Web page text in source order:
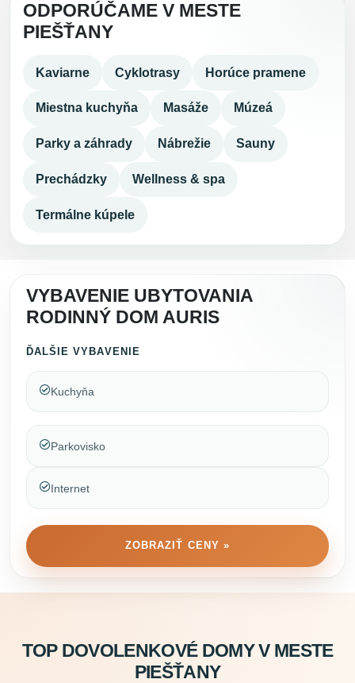
ODPORÚČAME V MESTE
PIEŠŤANY
Kaviarne Cyklotrasy Horúce pramene
Miestna kuchyňa Masáže Múzeá
Parky a záhrady Nábrežie Sauny
Prechádzky Wellness & spa
Termálne kúpele
VYBAVENIE UBYTOVANIA
RODINNÝ DOM AURIS
ĎALŠIE VYBAVENIE
Kuchyňa
Parkovisko
Internet
ZOBRAZIŤ CENY »
TOP DOVOLENKOVÉ DOMY V MESTE
PIEŠŤANY